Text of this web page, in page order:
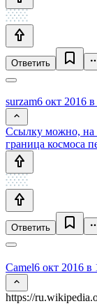
Ответить
surzam6 окт 2016 в
Ссылку можно, на
граница космоса
Ответить
Camel6 окт 2016 в
https://